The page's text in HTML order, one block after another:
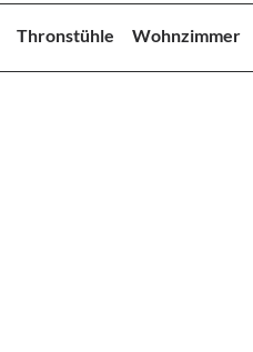
Thronstühle Wohnzimmer